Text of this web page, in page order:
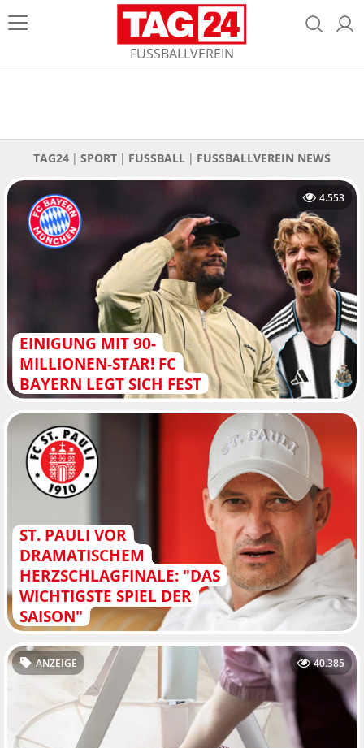
FUSSBALLVEREIN
TAG24 SPORT FUSSBALL FUSSBALLVEREIN NEWS
EINIGUNG MIT 90-
MILLIONEN-STAR! FC
BAYERN LEGT SICH FEST
4.553
ST. PAULI VOR
DRAMATISCHEM
HERZSCHLAGFINALE: "DAS
WICHTIGSTE SPIEL DER
SAISON"
ANZEIGE 40.385